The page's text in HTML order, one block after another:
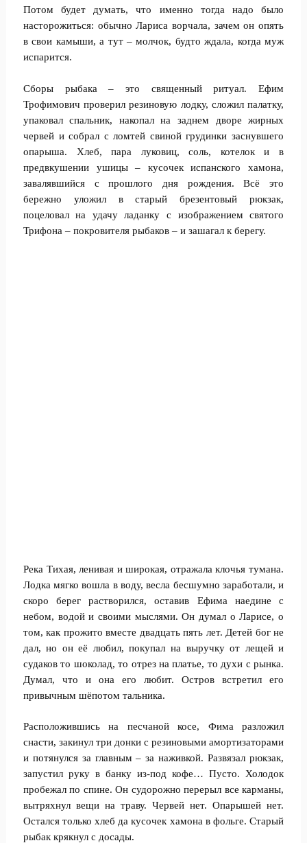
Потом будет думать, что именно тогда надо было
насторожиться: обычно Лариса ворчала, зачем он опять
в свои камыши, а тут – молчок, будто ждала, когда муж
испарится.
Сборы рыбака – это священный ритуал. Ефим
Трофимович проверил резиновую лодку, сложил палатку,
упаковал спальник, накопал на заднем дворе жирных
червей и собрал с ломтей свиной грудинки заснувшего
опарыша. Хлеб, пара луковиц, соль, котелок и в
предвкушении ушицы – кусочек испанского хамона,
завалявшийся с прошлого дня рождения. Всё это
бережно уложил в старый брезентовый рюкзак,
поцеловал на удачу ладанку с изображением святого
Трифона – покровителя рыбаков – и зашагал к берегу.
Река Тихая, ленивая и широкая, отражала клочья тумана.
Лодка мягко вошла в воду, весла бесшумно заработали, и
скоро берег растворился, оставив Ефима наедине с
небом, водой и своими мыслями. Он думал о Ларисе, о
том, как прожито вместе двадцать пять лет. Детей бог не
дал, но он её любил, покупал на выручку от лещей и
судаков то шоколад, то отрез на платье, то духи с рынка.
Думал, что и она его любит. Остров встретил его
привычным шёпотом тальника.
Расположившись на песчаной косе, Фима разложил
снасти, закинул три донки с резиновыми амортизаторами
и потянулся за главным – за наживкой. Развязал рюкзак,
запустил руку в банку из-под кофе… Пусто. Холодок
пробежал по спине. Он судорожно перерыл все карманы,
вытряхнул вещи на траву. Червей нет. Опарышей нет.
Остался только хлеб да кусочек хамона в фольге. Старый
рыбак крякнул с досады.